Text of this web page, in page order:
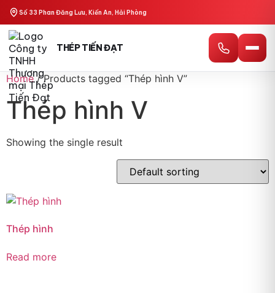
Số 33 Phan Đăng Lưu, Kiến An, Hải Phòng
THÉP TIẾN ĐẠT
Home/ Products tagged “Thép hình V”
Thép hình V
Showing the single result
Thép hình
Read more